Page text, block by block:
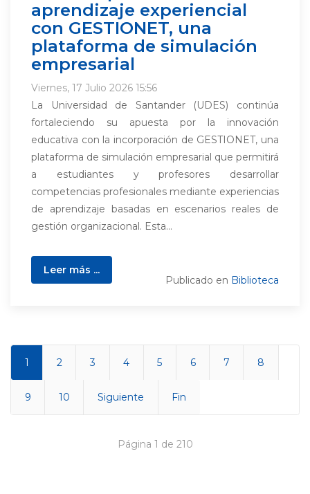
aprendizaje experiencial
con GESTIONET, una
plataforma de simulación
empresarial
Viernes, 17 Julio 2026 15:56
La Universidad de Santander (UDES) continúa
fortaleciendo su apuesta por la innovación
educativa con la incorporación de GESTIONET, una
plataforma de simulación empresarial que permitirá
a estudiantes y profesores desarrollar
competencias profesionales mediante experiencias
de aprendizaje basadas en escenarios reales de
gestión organizacional. Esta...
Leer más ...
Publicado en Biblioteca
1 2 3 4 5 6 7 8
9 10 Siguiente Fin
Página 1 de 210